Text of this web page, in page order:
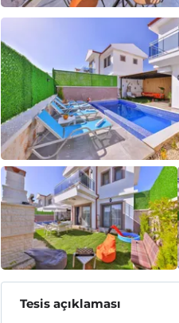
Tesis açıklaması